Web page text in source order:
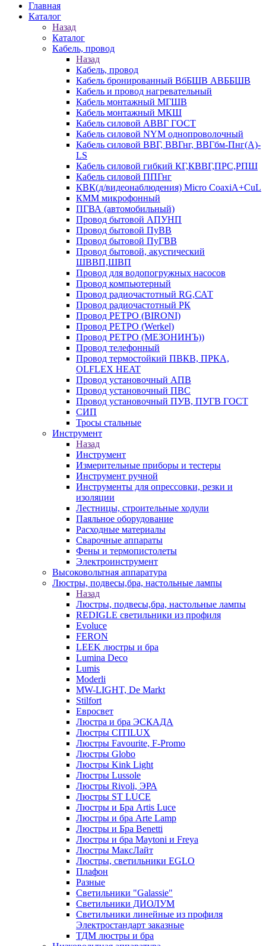
Главная
Каталог
Назад
Каталог
Кабель, провод
Назад
Кабель, провод
Кабель бронированный ВбБШВ АВББШВ
Кабель и провод нагревательный
Кабель монтажный МГШВ
Кабель монтажный МКШ
Кабель силовой АВВГ ГОСТ
Кабель силовой NYM однопроволочный
Кабель силовой ВВГ, ВВГнг, ВВГбм-Пнг(А)-
LS
Кабель силовой гибкий КГ,КВВГ,ПРС,РПШ
Кабель силовой ППГнг
КВК(д/видеонаблюдения) Micro CoaxiA+CuL
КММ микрофонный
ПГВА (автомобильный)
Провод бытовой АПУНП
Провод бытовой ПуВВ
Провод бытовой ПуГВВ
Провод бытовой, акустический
ШВВП,ШВП
Провод для водопогружных насосов
Провод компьютерный
Провод радиочастотный RG,САТ
Провод радиочастотный РК
Провод РЕТРО (BIRONI)
Провод РЕТРО (Werkel)
Провод РЕТРО (МЕЗОНИНЪ))
Провод телефонный
Провод термостойкий ПВКВ, ПРКА,
OLFLEX HEAT
Провод установочный АПВ
Провод установочный ПВС
Провод установочный ПУВ, ПУГВ ГОСТ
СИП
Тросы стальные
Инструмент
Назад
Инструмент
Измерительные приборы и тестеры
Инструмент ручной
Инструменты для опрессовки, резки и
изоляции
Лестницы, строительные ходули
Паяльное оборудование
Расходные материалы
Сварочные аппараты
Фены и термопистолеты
Электроинструмент
Высоковольтная аппаратура
Люстры, подвесы,бра, настольные лампы
Назад
Люстры, подвесы,бра, настольные лампы
REDIGLE светильники из профиля
Evoluce
FERON
LEEK люстры и бра
Lumina Deco
Lumis
Moderli
MW-LIGHT, De Markt
Stilfort
Евросвет
Люстра и бра ЭСКАДА
Люстры CITILUX
Люстры Favourite, F-Promo
Люстры Globo
Люстры Kink Light
Люстры Lussole
Люстры Rivoli, ЭРА
Люстры ST LUCE
Люстры и Бра Artis Luce
Люстры и бра Arte Lamp
Люстры и Бра Benetti
Люстры и бра Maytoni и Freya
Люстры МаксЛайт
Люстры, светильники EGLO
Плафон
Разные
Светильники "Galassie"
Светильники ДИОЛУМ
Светильники линейные из профиля
Электростандарт заказные
ТДМ люстры и бра